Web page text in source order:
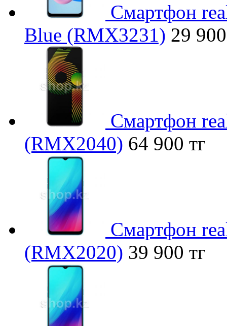
Смартфон
Blue (RMX3231) 29
Смартфон
(RMX2040) 64 900 тг
Смартфон
(RMX2020) 39 900 тг